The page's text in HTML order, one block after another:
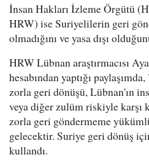
İnsan Hakları İzleme Örgütü
HRW) ise Suriyelilerin geri
olmadığını ve yasa dışı
HRW Lübnan araştırmacısı
hesabından yaptığı
zorla geri dönüşü, Lübnan'ın
veya diğer zulüm riskiyle karşı
zorla geri göndermeme
gelecektir. Suriye geri dönüş
kullandı.